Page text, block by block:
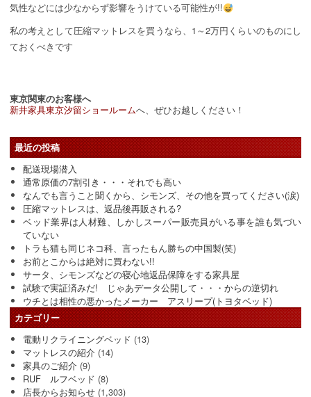
気性などには少なからず影響をうけている可能性が!!
私の考えとして圧縮マットレスを買うなら、1～2万円くらいのものにし
ておくべきです
東京関東のお客様へ
新井家具東京汐留ショールームへ、ぜひお越しください！
最近の投稿
配送現場潜入
通常原価の7割引き・・・それでも高い
なんでも言うこと聞くから、シモンズ、その他を買ってください(涙)
圧縮マットレスは、返品後再販される?
ベッド業界は人材難、しかしスーパー販売員がいる事を誰も気づい
ていない
トラも猫も同じネコ科、言ったもん勝ちの中国製(笑)
お前とこからは絶対に買わない!!
サータ、シモンズなどの寝心地返品保障をする家具屋
試験で実証済みだ! じゃあデータ公開して・・・からの逆切れ
ウチとは相性の悪かったメーカー アスリープ(トヨタベッド)
カテゴリー
電動リクライニングベッド (13)
マットレスの紹介 (14)
家具のご紹介 (9)
RUF ルフベッド (8)
店長からお知らせ (1,303)